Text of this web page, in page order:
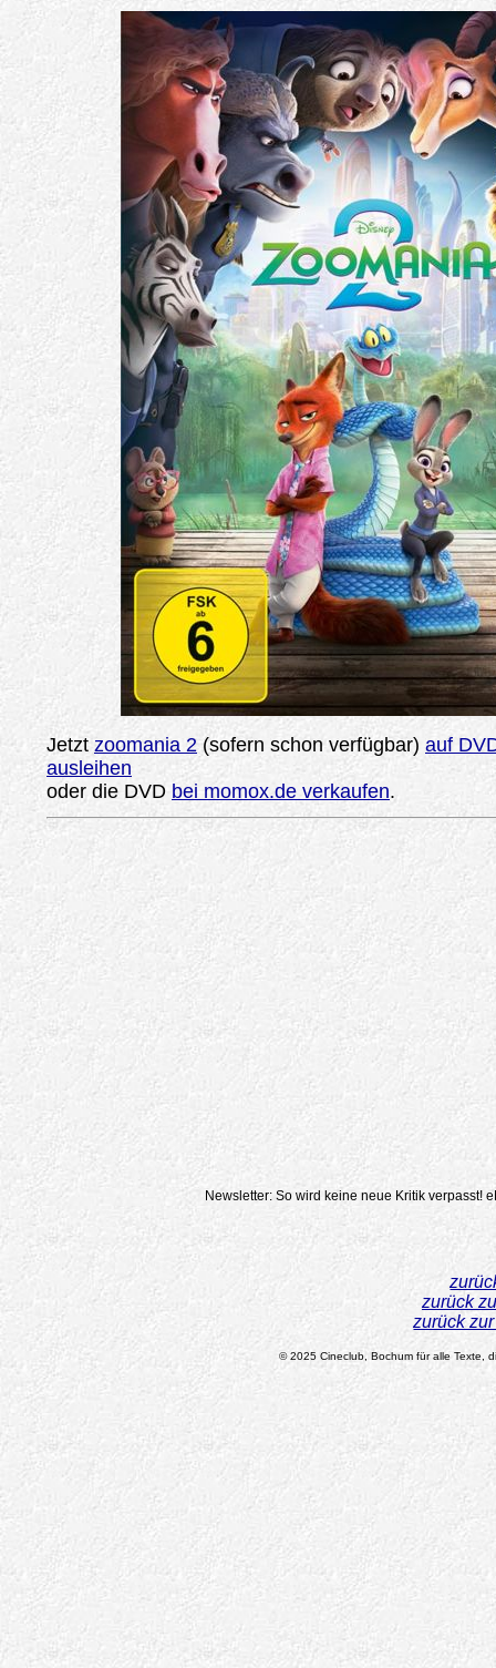
Jetzt zoomania 2 (sofern schon verfügbar) auf
ausleihen
oder die DVD bei momox.de verkaufen.
Newsletter: So wird keine neue Kritik verpasst!
zurück
zurück
© 2025 Cineclub, Bochum für alle Texte,